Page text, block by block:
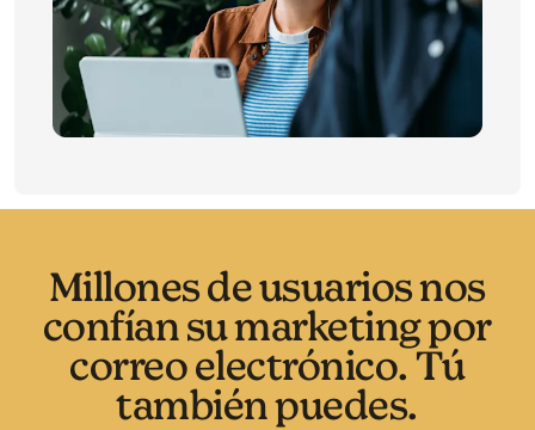
Millones de usuarios nos
confían su marketing por
correo electrónico. Tú
también puedes.